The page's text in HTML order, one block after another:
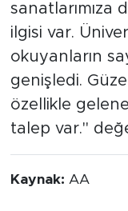
sanatlarımıza
ilgisi var.
okuyanların
genişledi.
özellikle
talep var."
Kaynak: AA